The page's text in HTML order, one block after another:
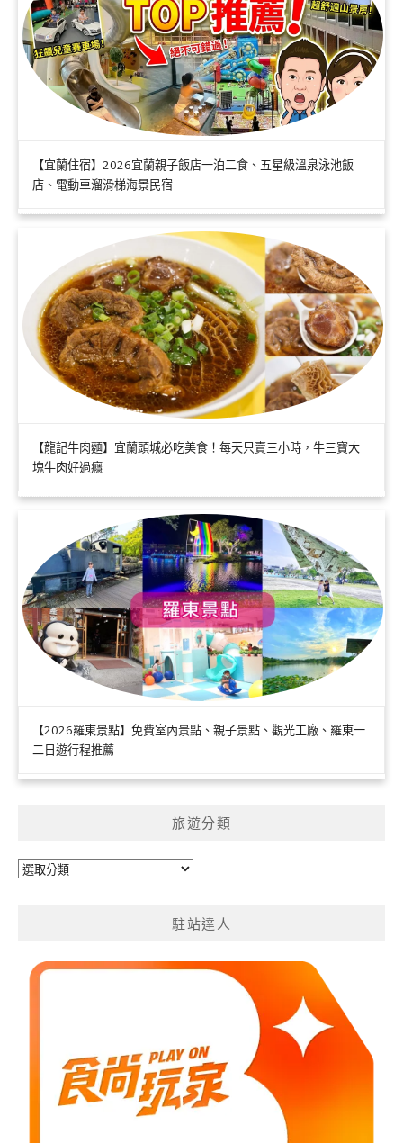
【宜蘭住宿】2026宜蘭親子飯店一泊二食、五星級溫泉泳池飯
店、電動車溜滑梯海景民宿
【龍記牛肉麵】宜蘭頭城必吃美食！每天只賣三小時，牛三寶大
塊牛肉好過癮
【2026羅東景點】免費室內景點、親子景點、觀光工廠、羅東一
二日遊行程推薦
旅遊分類
旅
駐站達人